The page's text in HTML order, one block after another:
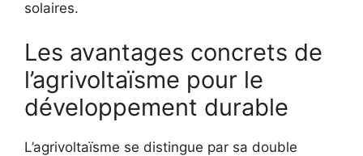
solaires.
Les avantages concrets de
l’agrivoltaïsme pour le
développement durable
L’agrivoltaïsme se distingue par sa double